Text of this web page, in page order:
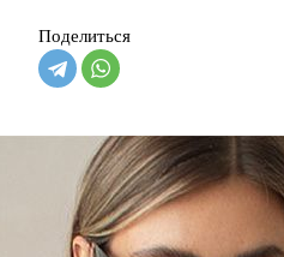
Поделиться